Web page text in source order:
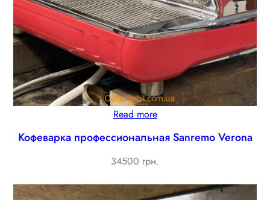
Read more
Кофеварка профессиональная Sanremo Verona
34500 грн.